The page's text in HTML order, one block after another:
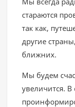
стараются
так как,
другие
ближних.
Мы будем
увеличится. В